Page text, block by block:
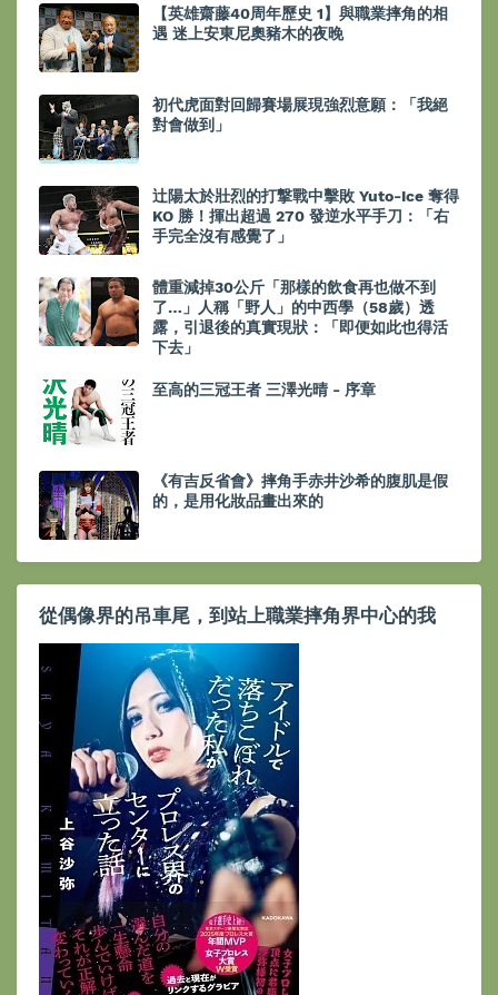
【英雄齋藤40周年歷史 1】與職業摔角的相
遇 迷上安東尼奧豬木的夜晚
初代虎面對回歸賽場展現強烈意願：「我絕
對會做到」
辻陽太於壯烈的打撃戰中擊敗 Yuto-Ice 奪得
KO 勝！揮出超過 270 發逆水平手刀：「右
手完全沒有感覺了」
體重減掉30公斤「那樣的飲食再也做不到
了…」人稱「野人」的中西學（58歲）透
露，引退後的真實現狀：「即便如此也得活
下去」
至高的三冠王者 三澤光晴 - 序章
《有吉反省會》摔角手赤井沙希的腹肌是假
的，是用化妝品畫出來的
從偶像界的吊車尾，到站上職業摔角界中心的我